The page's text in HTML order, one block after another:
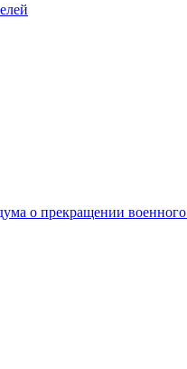
о прекращении